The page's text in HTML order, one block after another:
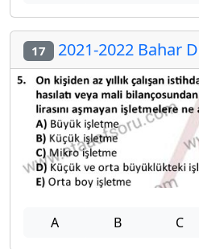
17 2021-2022 Bahar
A B C